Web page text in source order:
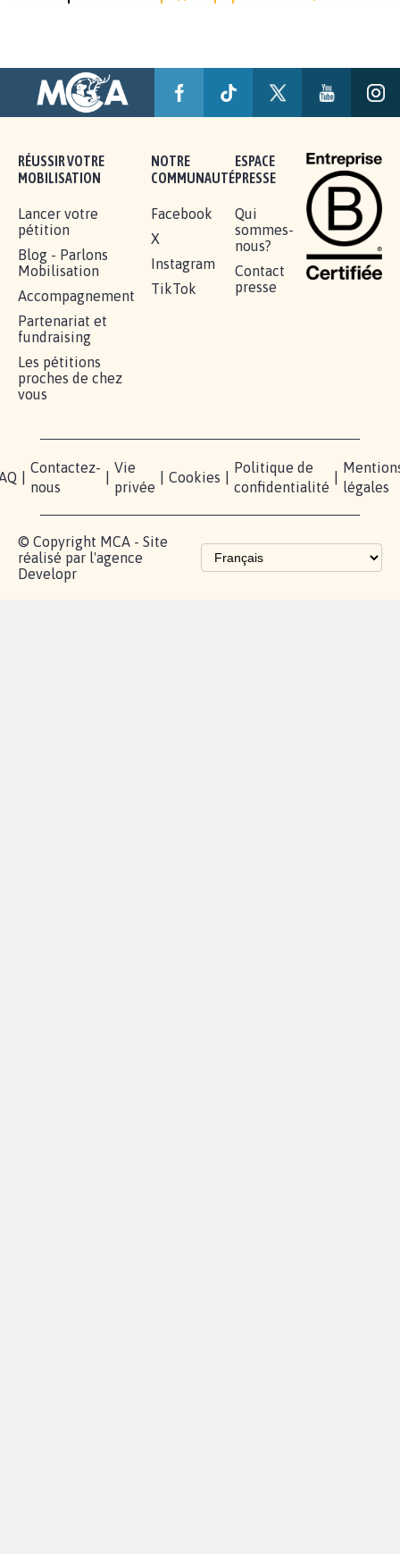
RÉUSSIR VOTRE
MOBILISATION
Lancer votre
pétition
Blog - Parlons
Mobilisation
Accompagnement
Partenariat et
fundraising
Les pétitions
proches de chez
vous
NOTRE
COMMUNAUTÉ
Facebook
X
Instagram
TikTok
ESPACE
PRESSE
Qui
sommes-
nous?
Contact
presse
Contactez-
nous
Vie
privée
Cookies
Politique de
confidentialité
légales
© Copyright MCA - Site
réalisé par l'agence
Developr